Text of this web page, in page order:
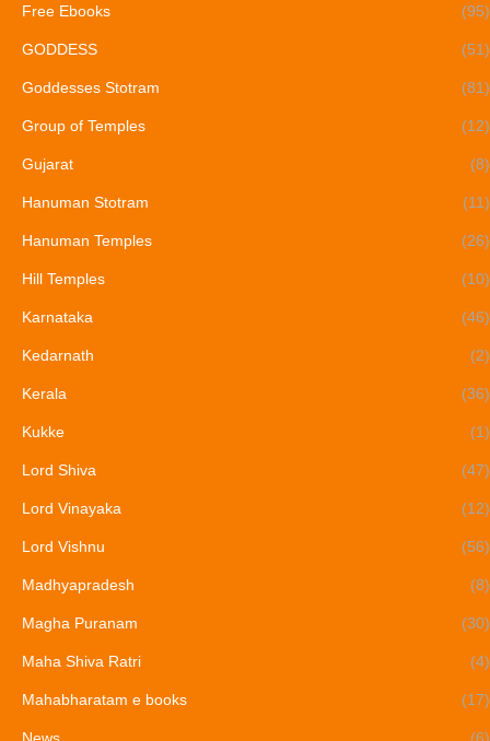
Free Ebooks (95)
GODDESS (51)
Goddesses Stotram (81)
Group of Temples (12)
Gujarat (8)
Hanuman Stotram (11)
Hanuman Temples (26)
Hill Temples (10)
Karnataka (46)
Kedarnath (2)
Kerala (36)
Kukke (1)
Lord Shiva (47)
Lord Vinayaka (12)
Lord Vishnu (56)
Madhyapradesh (8)
Magha Puranam (30)
Maha Shiva Ratri (4)
Mahabharatam e books (17)